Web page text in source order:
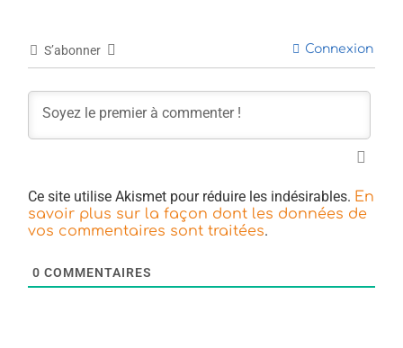
S’abonner Connexion
Ce site utilise Akismet pour réduire les indésirables. En
savoir plus sur la façon dont les données de
vos commentaires sont traitées.
0 COMMENTAIRES